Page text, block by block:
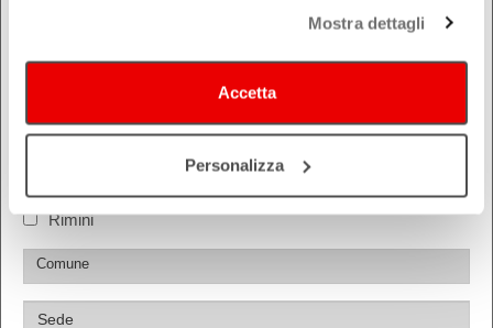
Mostra dettagli
Accetta
Personalizza
Modena
Piacenza
Rimini